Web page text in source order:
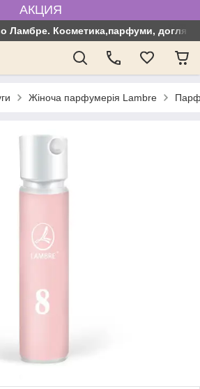
АКЦИЯ
Ламбре. Косметика,парфуми, догляд
Жіноча парфумерія Lambre